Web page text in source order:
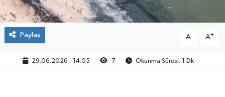
Paylaş A- A+
29.06.2026 - 14:05 7 Okunma Süresi: 1 Dk